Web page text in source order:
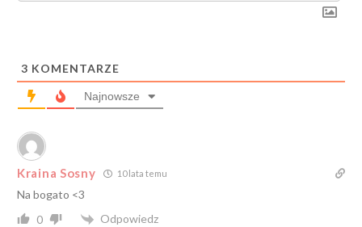
3 KOMENTARZE
Najnowsze
Kraina Sosny 10 lata temu
Na bogato <3
0
Odpowiedz